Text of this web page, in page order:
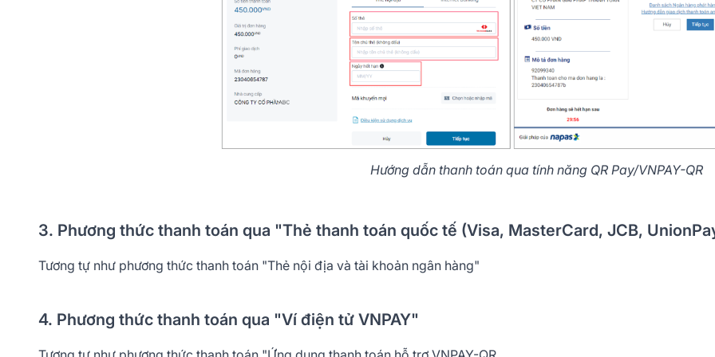
Hướng dẫn thanh toán qua tính năng QR Pay/VNPAY-QR
3. Phương thức thanh toán qua "Thẻ thanh toán quốc tế (Visa, MasterCard, JCB,
Tương tự như phương thức thanh toán "Thẻ nội địa và tài khoản ngân hàng"
4. Phương thức thanh toán qua "Ví điện tử VNPAY"